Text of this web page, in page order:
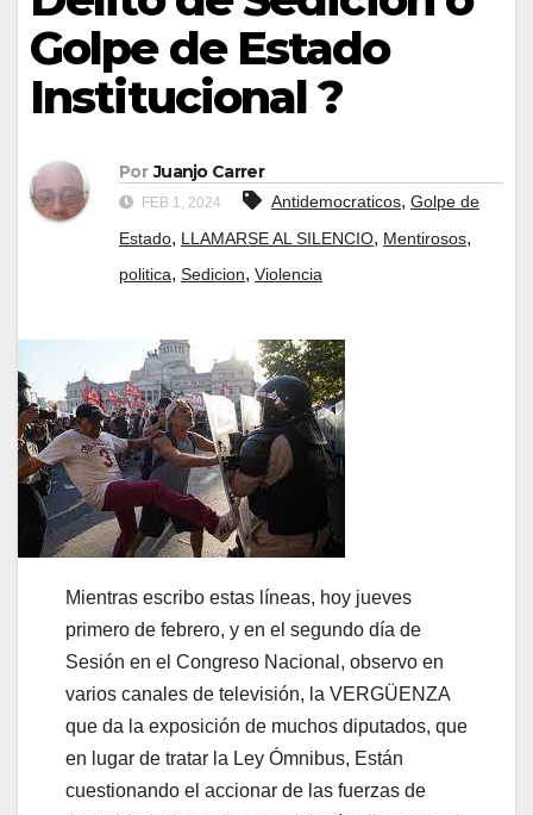
Golpe de Estado
Institucional ?
Por Juanjo Carrer
FEB 1, 2024 Antidemocraticos, Golpe de
Estado, LLAMARSE AL SILENCIO, Mentirosos,
politica, Sedicion, Violencia
Mientras escribo estas líneas, hoy jueves
primero de febrero, y en el segundo día de
Sesión en el Congreso Nacional, observo en
varios canales de televisión, la VERGÜENZA
que da la exposición de muchos diputados, que
en lugar de tratar la Ley Ómnibus, Están
cuestionando el accionar de las fuerzas de